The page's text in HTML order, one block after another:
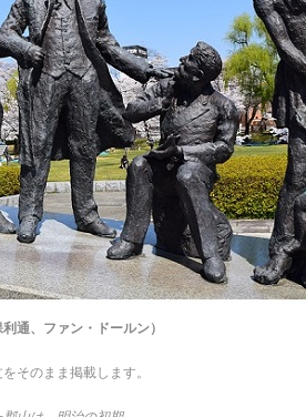
通、ファン・ドールン）
そのまま掲載します。